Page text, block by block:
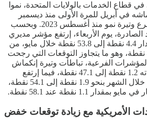
قطاع الخدمات بالولايات المتحدة، نموا
في أبريل للمرة الأولى منذ ديسمبر
2022، ليحقق القطاع أسرع وتيرة نمو منذ أغسطس 2023. وبحسب
الصادرة، يوم الأربعاء، إرتفع مؤشر مديري
المشتريات الخدمي بمقدار 4.4 نقطة إلى 53.8 نقطة خلال مايو، من
قراءة أبريل البالغة 49.4 نقطة، وهو ما يتجاوز التوقعات التي رجحت
وعن المؤشرات الفرعية، تباطأت وتيرة إنكماش
مؤشر التوظيف بعد زيادته 1.2 نقطة إلى 47.1 نقطة، فيما إرتفع
مؤشر الطلبيات الجديدة خلال الشهر بنحو 1.9 نقطة إلى 54.1 نقطة،
1.1 نقطة عند 58.1 نقطة.
الأمريكية مع زيادة توقعات خفض